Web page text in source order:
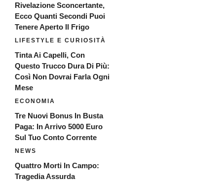
Rivelazione Sconcertante,
Ecco Quanti Secondi Puoi
Tenere Aperto Il Frigo
LIFESTYLE E CURIOSITÀ
Tinta Ai Capelli, Con
Questo Trucco Dura Di Più:
Così Non Dovrai Farla Ogni
Mese
ECONOMIA
Tre Nuovi Bonus In Busta
Paga: In Arrivo 5000 Euro
Sul Tuo Conto Corrente
NEWS
Quattro Morti In Campo:
Tragedia Assurda